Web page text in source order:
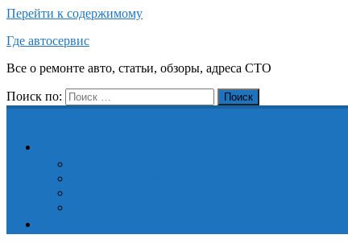
Перейти к содержимому
Где автосервис
Все о ремонте авто, статьи, обзоры, адреса СТО
Поиск по: Поиск